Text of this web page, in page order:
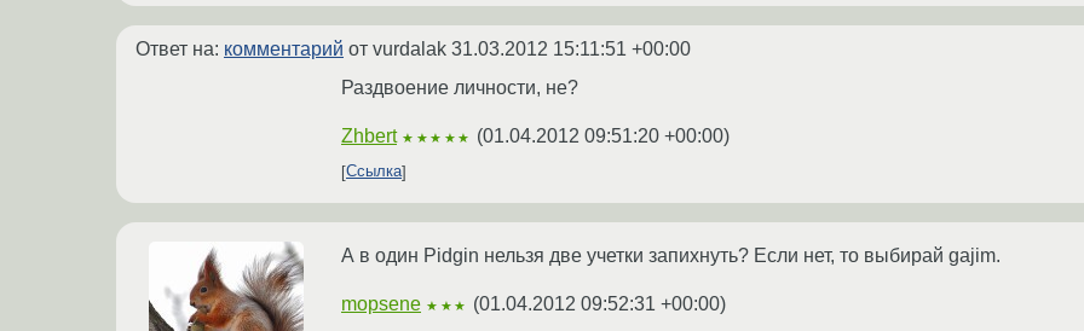
Ответ на: комментарий от vurdalak 31.03.2012 15:11:51 +00:00
Раздвоение личности, не?
Zhbert ★★★★★ (01.04.2012 09:51:20 +00:00)
Ссылка
А в один Pidgin нельзя две учетки запихнуть? Если нет, то выбирай gajim.
mopsene ★★★ (01.04.2012 09:52:31 +00:00)